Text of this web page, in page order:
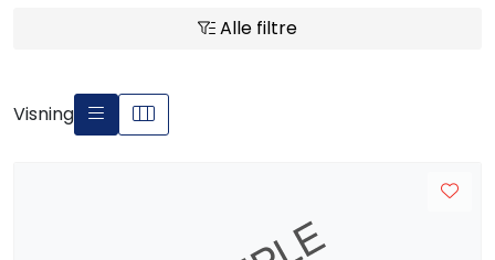
Alle filtre
Visning
Kontakt oss